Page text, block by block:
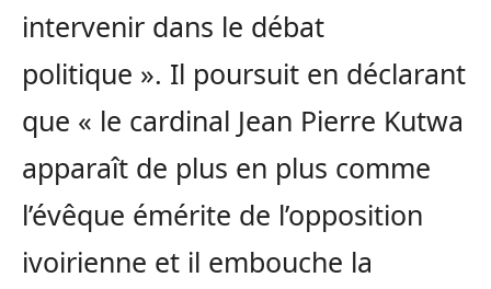
intervenir dans le débat
politique ». Il poursuit en déclarant
que « le cardinal Jean Pierre Kutwa
apparaît de plus en plus comme
l’évêque émérite de l’opposition
ivoirienne et il embouche la